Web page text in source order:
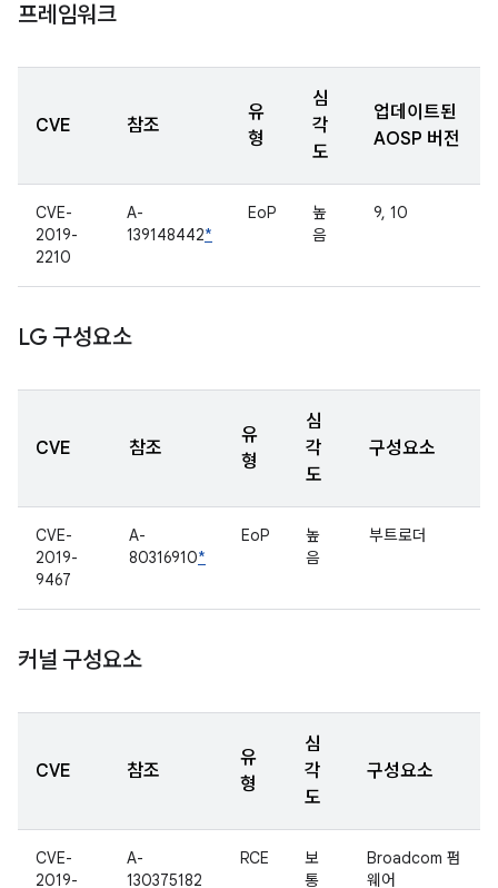
프레임워크
CVE 참조
유
형
심
각
도
업데이트된
AOSP 버전
CVE-
2019-
2210
A-
139148442*
EoP
높
음
9, 10
LG 구성요소
CVE 참조
유
형
심
각
도
구성요소
CVE-
2019-
9467
A-
80316910*
EoP
높
음
부트로더
커널 구성요소
CVE 참조
유
형
심
각
도
구성요소
CVE-
2019-
A-
130375182
RCE
보
통
Broadcom 펌
웨어